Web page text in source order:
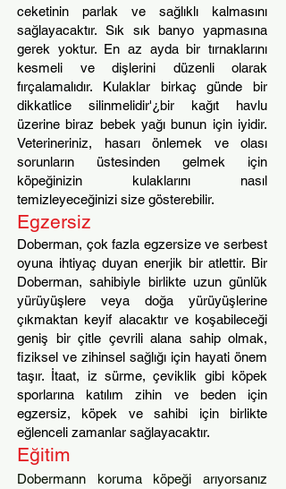
ceketinin parlak ve sağlıklı kalmasını
sağlayacaktır. Sık sık banyo yapmasına
gerek yoktur. En az ayda bir tırnaklarını
kesmeli ve dişlerini düzenli olarak
fırçalamalıdır. Kulaklar birkaç günde bir
dikkatlice silinmelidir'¿bir kağıt havlu
üzerine biraz bebek yağı bunun için iyidir.
Veterineriniz, hasarı önlemek ve olası
sorunların üstesinden gelmek için
köpeğinizin kulaklarını nasıl
temizleyeceğinizi size gösterebilir.
Egzersiz
Doberman, çok fazla egzersize ve serbest
oyuna ihtiyaç duyan enerjik bir atlettir. Bir
Doberman, sahibiyle birlikte uzun günlük
yürüyüşlere veya doğa yürüyüşlerine
çıkmaktan keyif alacaktır ve koşabileceği
geniş bir çitle çevrili alana sahip olmak,
fiziksel ve zihinsel sağlığı için hayati önem
taşır. İtaat, iz sürme, çeviklik gibi köpek
sporlarına katılım zihin ve beden için
egzersiz, köpek ve sahibi için birlikte
eğlenceli zamanlar sağlayacaktır.
Eğitim
Dobermann koruma köpeği arıyorsanız